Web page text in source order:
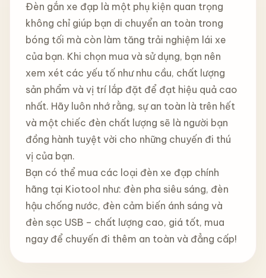
Đèn gắn xe đạp là một phụ kiện quan trọng
không chỉ giúp bạn di chuyển an toàn trong
bóng tối mà còn làm tăng trải nghiệm lái xe
của bạn. Khi chọn mua và sử dụng, bạn nên
xem xét các yếu tố như nhu cầu, chất lượng
sản phẩm và vị trí lắp đặt để đạt hiệu quả cao
nhất. Hãy luôn nhớ rằng, sự an toàn là trên hết
và một chiếc đèn chất lượng sẽ là người bạn
đồng hành tuyệt vời cho những chuyến đi thú
vị của bạn.
Bạn có thể mua các loại đèn xe đạp chính
hãng tại Kiotool như: đèn pha siêu sáng, đèn
hậu chống nước, đèn cảm biến ánh sáng và
đèn sạc USB – chất lượng cao, giá tốt, mua
ngay để chuyến đi thêm an toàn và đẳng cấp!